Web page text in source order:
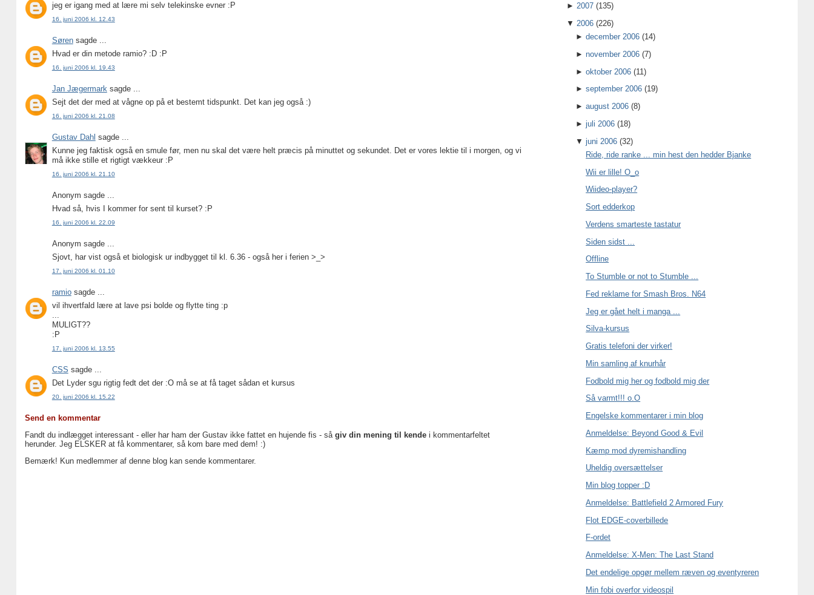
jeg er igang med at lære mi selv telekinske evner :P
16. juni 2006 kl. 12.43
Sørensagde ...
Hvad er din metode ramio? :D :P
16. juni 2006 kl. 19.43
Jan Jægermark sagde ...
Sejt det der med at vågne op på et bestemt tidspunkt. Det kan jeg også :)
16. juni 2006 kl. 21.08
Gustav Dahl sagde ...
Kunne jeg faktisk også en smule før, men nu skal det være helt præcis på minuttet og sekundet. Det er vores lektie til i morgen, og vi
må ikke stille et rigtigt vækkeur :P
16. juni 2006 kl. 21.10
Anonym sagde ...
Hvad så, hvis I kommer for sent til kurset? :P
16. juni 2006 kl. 22.09
Anonym sagde ...
Sjovt, har vist også et biologisk ur indbygget til kl. 6.36 - også her i ferien >_>
17. juni 2006 kl. 01.10
ramiosagde ...
vil ihvertfald lære at lave psi bolde og flytte ting :p
...
MULIGT??
:P
17. juni 2006 kl. 13.55
CSS sagde ...
Det Lyder sgu rigtig fedt det der :O må se at få taget sådan et kursus
20. juni 2006 kl. 15.22
Send en kommentar
Fandt du indlægget interessant - eller har ham der Gustav ikke fattet en hujende fis - så giv din mening til kendei kommentarfeltet
herunder. Jeg ELSKER at få kommentarer, så kom bare med dem! :)
Bemærk! Kun medlemmer af denne blog kan sende kommentarer.
► 2007 (135)
▼ 2006 (226)
►december 2006 (14)
►november 2006 (7)
►oktober 2006 (11)
►september 2006 (19)
►august 2006 (8)
►juli 2006 (18)
▼juni 2006 (32)
Ride, ride ranke ... min hest den hedder Bjanke
Wii er lille! O_o
Wiideo-player?
Sort edderkop
Verdens smarteste tastatur
Siden sidst ...
Offline
To Stumble or not to Stumble ...
Fed reklame for Smash Bros. N64
Jeg er gået helt i manga ...
Silva-kursus
Gratis telefoni der virker!
Min samling af knurhår
Fodbold mig her og fodbold mig der
Så varmt!!! o.O
Engelske kommentarer i min blog
Anmeldelse: Beyond Good & Evil
Kæmp mod dyremishandling
Uheldig oversættelser
Min blog topper :D
Anmeldelse: Battlefield 2 Armored Fury
Flot EDGE-coverbillede
F-ordet
Anmeldelse: X-Men: The Last Stand
Det endelige opgør mellem ræven og eventyreren
Min fobi overfor videospil